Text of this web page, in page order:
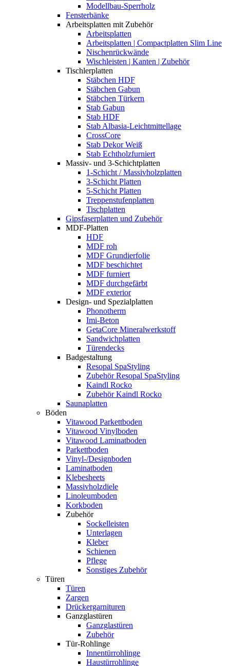
Modellbau-Sperrholz
Fensterbänke
Arbeitsplatten mit Zubehör
Arbeitsplatten
Arbeitsplatten | Compactplatten Slim Line
Nischenrückwände
Wischleisten | Kanten | Zubehör
Tischlerplatten
Stäbchen HDF
Stäbchen Gabun
Stäbchen Türkern
Stab Gabun
Stab HDF
Stab Albasia-Leichtmittellage
CrossCore
Stab Dekor Weiß
Stab Echtholzfurniert
Massiv- und 3-Schichtplatten
1-Schicht / Massivholzplatten
3-Schicht Platten
5-Schicht Platten
Treppenstufenplatten
Tischplatten
Gipsfaserplatten und Zubehör
MDF-Platten
HDF
MDF roh
MDF Grundierfolie
MDF beschichtet
MDF furniert
MDF durchgefärbt
MDF exterior
Design- und Spezialplatten
Phonotherm
Imi-Beton
GetaCore Mineralwerkstoff
Sandwichplatten
Türendecks
Badgestaltung
Resopal SpaStyling
Zubehör Resopal SpaStyling
Kaindl Rocko
Zubehör Kaindl Rocko
Saunaplatten
Böden
Vitawood Parkettboden
Vitawood Vinylboden
Vitawood Laminatboden
Parkettboden
Vinyl-/Designboden
Laminatboden
Klebesheets
Massivholzdiele
Linoleumboden
Korkboden
Zubehör
Sockelleisten
Unterlagen
Kleber
Schienen
Pflege
Sonstiges Zubehör
Türen
Türen
Zargen
Drückergarnituren
Ganzglastüren
Ganzglastüren
Zubehör
Tür-Rohlinge
Innentürrohlinge
Haustürrohlinge